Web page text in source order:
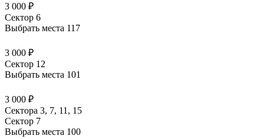
3 000 ₽
Сектор 6
Выбрать места 117
3 000 ₽
Сектор 12
Выбрать места 101
3 000 ₽
Сектора 3, 7, 11, 15
Сектор 7
Выбрать места 100